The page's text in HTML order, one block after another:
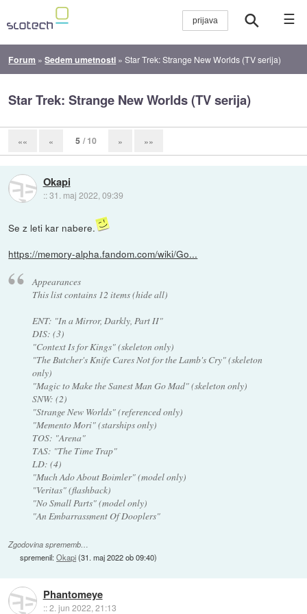
☰
Forum »Sedem umetnosti »Star Trek: Strange New Worlds (TV serija)
Star Trek: Strange New Worlds (TV serija)
«« « 5 / 10 » »»
Okapi
::31. maj 2022, 09:39
Se z leti kar nabere.
https://memory-alpha.fandom.com/wiki/Go...
Appearances
This list contains 12 items (hide all)
ENT: "In a Mirror, Darkly, Part II"
DIS: (3)
"Context Is for Kings" (skeleton only)
"The Butcher's Knife Cares Not for the Lamb's Cry" (skeleton
only)
"Magic to Make the Sanest Man Go Mad" (skeleton only)
SNW: (2)
"Strange New Worlds" (referenced only)
"Memento Mori" (starships only)
TOS: "Arena"
TAS: "The Time Trap"
LD: (4)
"Much Ado About Boimler" (model only)
"Veritas" (flashback)
"No Small Parts" (model only)
"An Embarrassment Of Dooplers"
Zgodovina sprememb…
spremenil:Okapi(31. maj 2022 ob 09:40)
Phantomeye
::2. jun 2022, 21:13